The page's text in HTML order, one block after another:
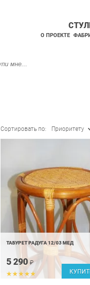
О ПРОЕКТЕ
Сортировать по: Приоритету
ТАБУРЕТ РАДУГА 12/03 МЕД
5 290 ₽